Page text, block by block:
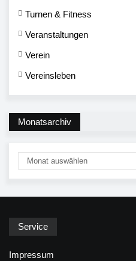
Turnen & Fitness
Veranstaltungen
Verein
Vereinsleben
Monatsarchiv
Service
Impressum